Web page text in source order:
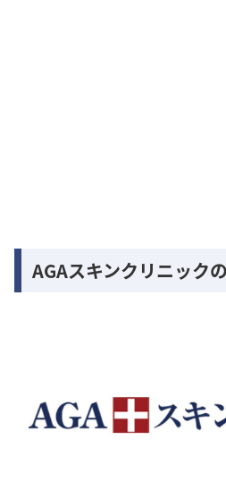
AGAスキンクリニック